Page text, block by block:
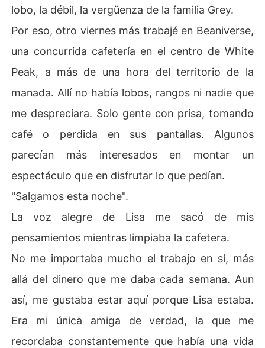
lobo, la débil, la vergüenza de la familia Grey.
Por eso, otro viernes más trabajé en Beaniverse,
una concurrida cafetería en el centro de White
Peak, a más de una hora del territorio de la
manada. Allí no había lobos, rangos ni nadie que
me despreciara. Solo gente con prisa, tomando
café o perdida en sus pantallas. Algunos
parecían más interesados en montar un
espectáculo que en disfrutar lo que pedían.
"Salgamos esta noche".
La voz alegre de Lisa me sacó de mis
pensamientos mientras limpiaba la cafetera.
No me importaba mucho el trabajo en sí, más
allá del dinero que me daba cada semana. Aun
así, me gustaba estar aquí porque Lisa estaba.
Era mi única amiga de verdad, la que me
recordaba constantemente que había una vida